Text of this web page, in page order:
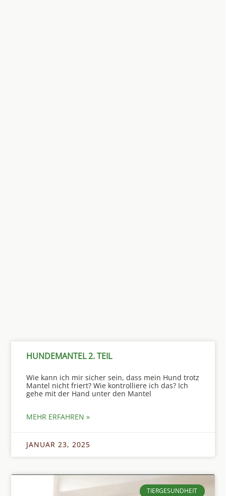
HUNDEMANTEL 2. TEIL
Wie kann ich mir sicher sein, dass mein Hund trotz
Mantel nicht friert? Wie kontrolliere ich das? Ich
gehe mit der Hand unter den Mantel
MEHR ERFAHREN »
JANUAR 23, 2025
TIERGESUNDHEIT